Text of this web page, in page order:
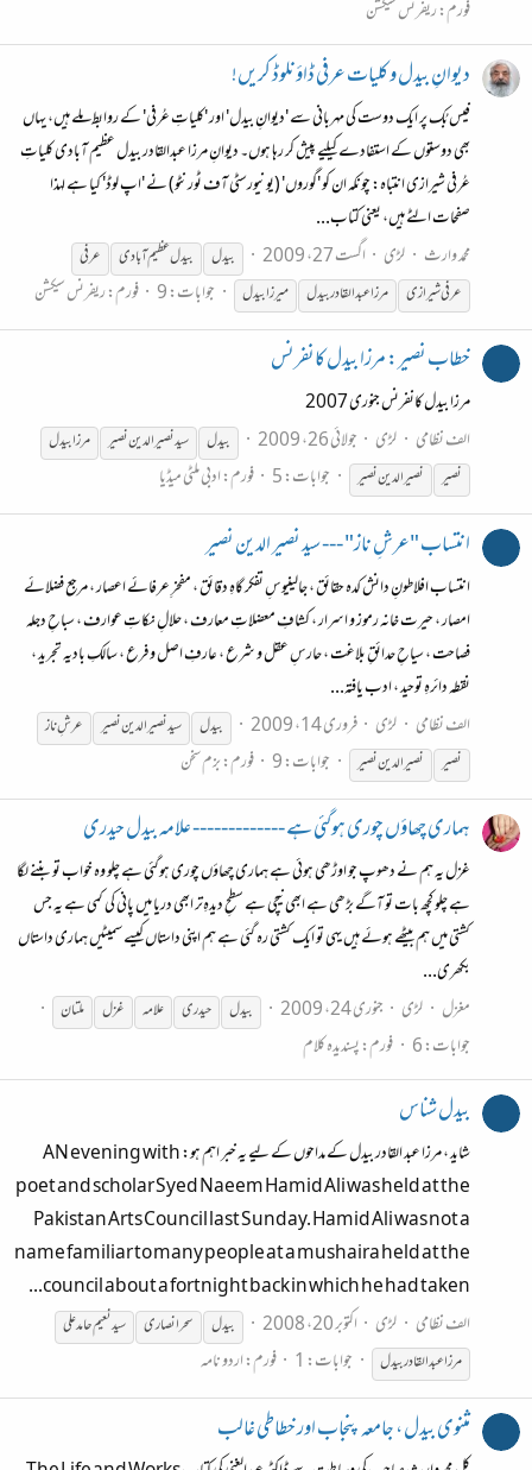
فورم:ریفرنس سیکشن
دیوانِ بیدل و کلیات عرفی ڈاؤنلوڈ کریں!
فیس بُک پر ایک دوست کی مہربانی سے 'دیوانِ بیدل' اور 'کلیاتِ عُرفی' کے روابط ملے ہیں، یہاں
بھی دوستوں کے استفادے کیلیے پیش کر رہا ہوں۔ دیوانِ مرزا عبدالقادر بیدل عظیم آبادی کلیاتِ
عُرفی شیرازی انتباہ: چونکہ ان کو 'گوروں' (یونیورسٹی آف ٹورنٹو) نے 'اپ لوڈ' کیا ہے لہذا
صفحات الٹے ہیں، یعنی کتاب...
محمد وارث
لڑی اگست 27، 2009 بیدل بیدلعظیم آبادی
عرفی
عرفی شیرازی
مرزا عبدالقادربیدل میرزابیدل جوابات: 9 فورم:ریفرنس سیکشن
خطاب نصیر: مرزا بیدل کانفرنس
مرزا بیدل کانفرنس جنوری 2007
الف نظامی
لڑی جولائی 26، 2009 بیدل سید نصیر الدین نصیر مرزابیدل
نصیر
نصیر الدین نصیر جوابات: 5 فورم:ادبی ملٹی میڈیا
انتساب "عرشِ ناز" --- سید نصیر الدین نصیر
انتساب افلاطونِ دانش کدہ حقائق ، جالینیوسِ تفکر گاہِ دقائق ، مفخرِ عرفائے اعصار ، مرجع فضلائے
امصار ، حیرت خانہ رموز و اسرار ، کشافِ معضلاتِ معارف ، حلالِ نکاتِ عوارف ، سباحِ دجلہ
فصاحت ، سیاحِ حدائقِ بلاغت ، حارسِ عقل و شرع ، عارفِ اصل و فرع ، سالکِ بادیہ تجرید ،
نقطہ دائرہِ توحید ، ادب یافتہ...
الف نظامی
لڑی فروری 14، 2009 بیدل سید نصیر الدین نصیر
عرشِ ناز
نصیر
نصیر الدین نصیر جوابات: 9 فورم:بزم سخن
ہماری چھاؤں چوری ہوگئی ہے ------------- علامہ بیدل حیدری
غزل یہ ہم نے دھوپ جو اوڑھی ہوئی ہے ہماری چھاؤں چوری ہوگئی ہے چلو وہ خواب تو بننے لگا
ہے چلو کچھ بات تو آگے بڑھی ہے ابھی نیچی ہے سطحِ دیدہِ‌تر ابھی دریا میں پانی کی کمی ہے یہ جس
کشتی میں ہم بیٹھے ہوئے ہیں یہی تو ایک کشتی رہ گئی ہے ہم اپنی داستاں کیسے سمیٹیں ہماری داستاں
بکھری...
مغزل
لڑی جنوری 24، 2009 بیدل حیدری علامہ غزل ملتان
جوابات: 6 فورم:پسندیدہ کلام
بیدل شناس
شاید ، مرزا عبد القادر بیدل کے مداحوں کے لیے یہ خبر اہم ہو: AN evening with
poet and scholar Syed Naeem Hamid Ali was held at the
Pakistan Arts Council last Sunday. Hamid Ali was not a
name familiar to many people at a mushaira held at the
council about a fortnight back in which he had taken...
الف نظامی
لڑی اکتوبر 20، 2008 بیدل سحر انصاری
سید نعیم حامد علی
مرزا عبد القادربیدل جوابات: 1 فورم:اردو نامہ
مثنوی بیدل ، جامعہ پنجاب اور خطاطی غالب